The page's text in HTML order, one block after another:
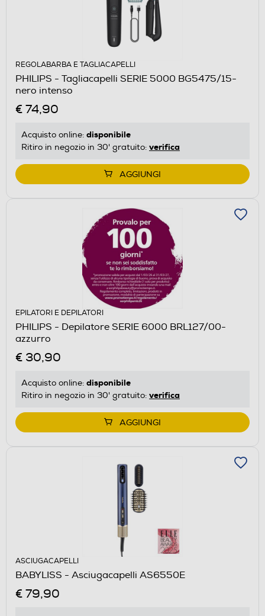
REGOLABARBA E TAGLIACAPELLI
PHILIPS - Tagliacapelli SERIE 5000 BG5475/15-
nero intenso
€ 74,90
Acquisto online: disponibile
Ritiro in negozio in 30' gratuito: verifica
AGGIUNGI
EPILATORI E DEPILATORI
PHILIPS - Depilatore SERIE 6000 BRL127/00-
azzurro
€ 30,90
Acquisto online: disponibile
Ritiro in negozio in 30' gratuito: verifica
AGGIUNGI
ASCIUGACAPELLI
BABYLISS - Asciugacapelli AS6550E
€ 79,90